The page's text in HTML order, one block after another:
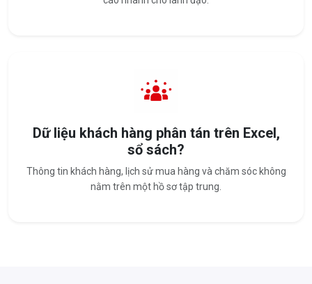
Dữ liệu khách hàng phân tán trên Excel,
sổ sách?
Thông tin khách hàng, lịch sử mua hàng và chăm sóc không
nằm trên một hồ sơ tập trung.